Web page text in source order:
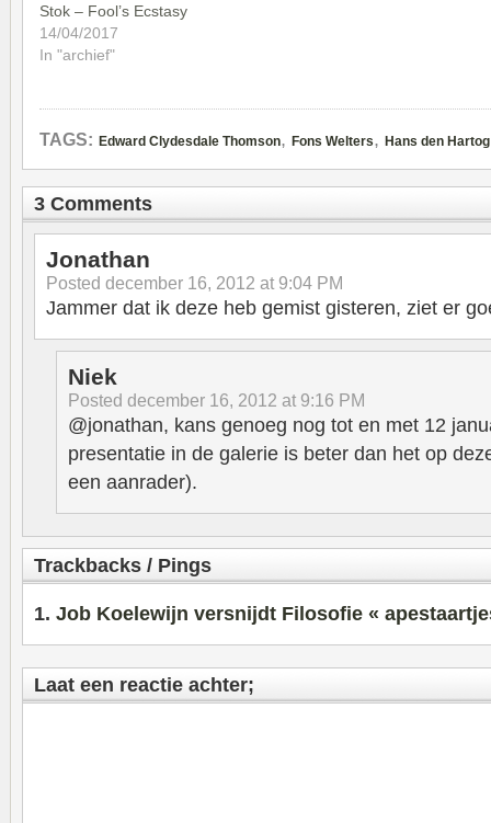
Stok – Fool’s Ecstasy
14/04/2017
In "archief"
TAGS: Edward Clydesdale Thomson, Fons Welters, Hans den
3 Comments
Jonathan
Posted december 16, 2012 at 9:04 PM
Jammer dat ik deze heb gemist gisteren, ziet er
Niek
Posted december 16, 2012 at 9:16 PM
@jonathan, kans genoeg nog tot en met 12
presentatie in de galerie is beter dan het op
een aanrader).
Trackbacks / Pings
Job Koelewijn versnijdt Filosofie «
Laat een reactie achter;